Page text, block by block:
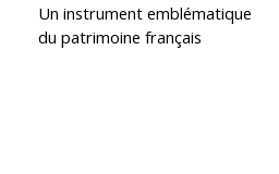
Un instrument emblématique
du patrimoine français